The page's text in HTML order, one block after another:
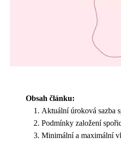
Obsah článku:
Aktuální úroková sazba
Podmínky založení
Minimální a maximální